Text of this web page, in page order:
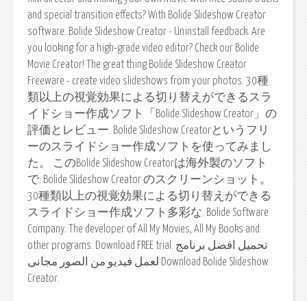
and special transition effects? With Bolide Slideshow Creator
software. Bolide Slideshow Creator - Uninstall feedback. Are
you looking for a high-grade video editor? Check our Bolide
Movie Creator! The great thing Bolide Slideshow Creator
Freeware - create video slideshows from your photos. 30種
類以上の視覚効果による切り替えができるスラ
イドショー作成ソフト「Bolide Slideshow Creator」の
評価とレビュー. Bolide Slideshow Creatorというフリ
ーのスライドショー作成ソフトを使ってみまし
た。 このBolide Slideshow Creatorは海外製のソフト
で. Bolide Slideshow Creator のスクリーンショット。
30種類以上の視覚効果による切り替えができる
スライドショー作成ソフト多彩な. Bolide Software
Company. The developer of All My Movies, All My Books and
other programs. Download FREE trial. تحميل افضل برنامج
لعمل فيديو من الصور مجانى Download Bolide Slideshow
Creator.